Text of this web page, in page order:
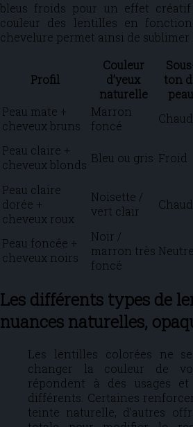
bleus froids pour un effet
couleur des lentilles en
chevelure permet ainsi de sublimer
Profil
Couleur
d’yeux
naturelle
ton
peau
Peau mate +
cheveux bruns
Marron
foncé
Chaud
Peau claire +
cheveux blonds Bleu ou gris Froid
Peau claire
dorée +
cheveux roux
Noisette /
vert clair
Chaud
Peau foncée +
cheveux noirs
Noir /
marron très
foncé
Neutre
Les différents types de
nuances naturelles,
Les lentilles colorées ne
changer la couleur de
répondent à des usages
différents. Certaines
teinte naturelle, d’autres